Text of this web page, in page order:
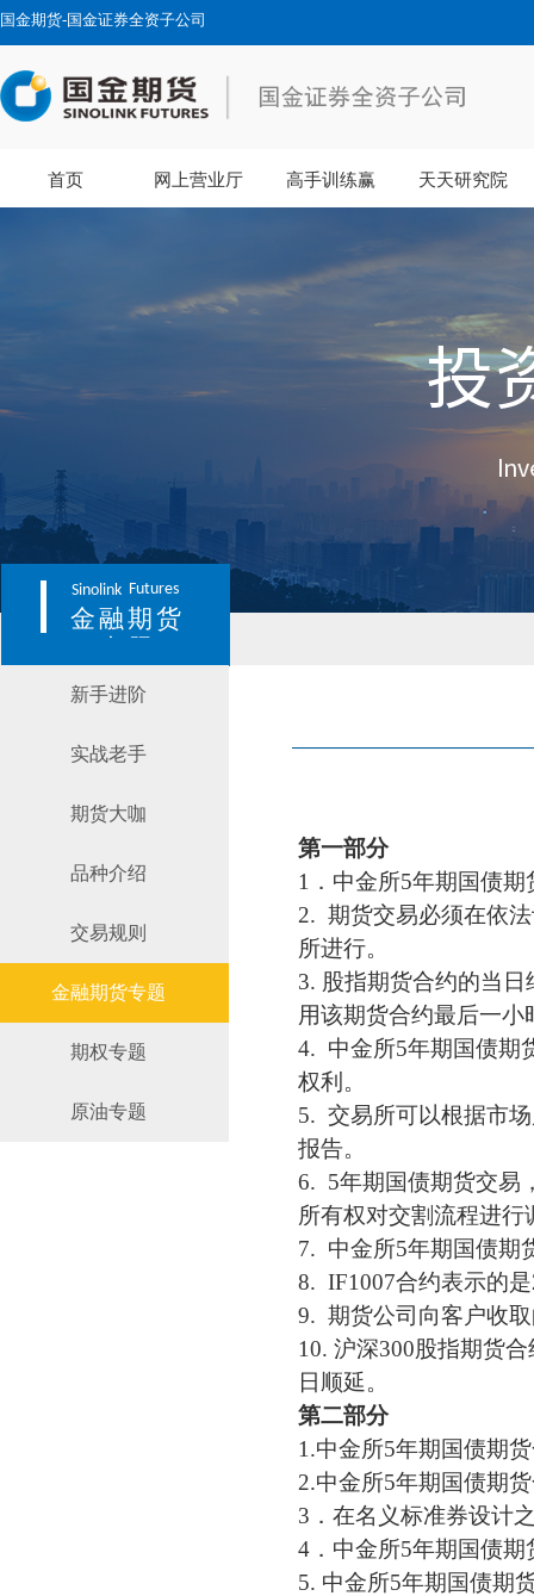
国金期货-国金证券全资子公司
首页 网上营业厅 高手训练赢 天天研究院
Sinolink Futures
金融期货
新手进阶
实战老手
期货大咖
品种介绍
交易规则
金融期货专题
期权专题
原油专题
第一部分
1．中金所5年期国债
2. 期货交易必须在依
所进行。
3. 股指期货合约的当
用该期货合约最后一
4. 中金所5年期国债期
权利。
5. 交易所可以根据市
报告。
6. 5年期国债期货交易
所有权对交割流程进行
7. 中金所5年期国债期
8. IF1007合约表示的
9. 期货公司向客户收
10. 沪深300股指期货
日顺延。
第二部分
1.中金所5年期国债期
2.中金所5年期国债期
3．在名义标准券设计
4．中金所5年期国债期
5. 中金所5年期国债期